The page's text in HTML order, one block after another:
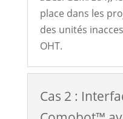
place dans les
des unités
OHT.
Cas 2 :